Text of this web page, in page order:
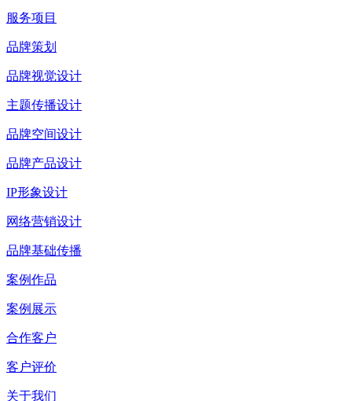
服务项目
品牌策划
品牌视觉设计
主题传播设计
品牌空间设计
品牌产品设计
IP形象设计
网络营销设计
品牌基础传播
案例作品
案例展示
合作客户
客户评价
关于我们